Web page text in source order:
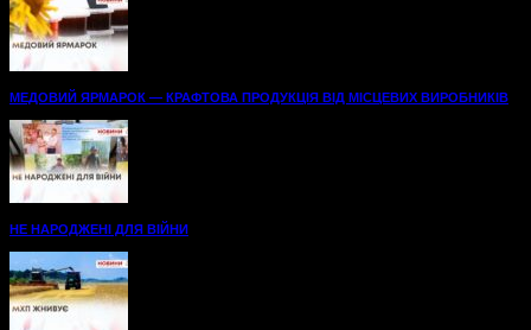
МЕДОВИЙ ЯРМАРОК — КРАФТОВА ПРОДУКЦІЯ ВІД МІСЦЕВИХ ВИРОБНИКІВ
НЕ НАРОДЖЕНІ ДЛЯ ВІЙНИ